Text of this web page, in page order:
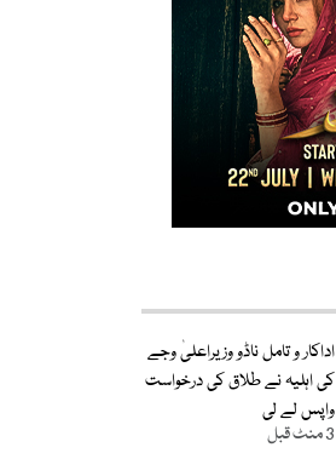
اداکار و تامل ناڈو وزیراعلیٰ وجے
کی اہلیہ نے طلاق کی درخواست
واپس لے لی
3 منٹ قبل